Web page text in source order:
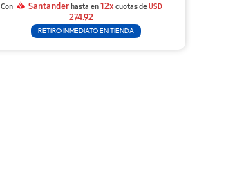
Con Santander hasta en12x cuotas deUSD
274.92
RETIRO INMEDIATO EN TIENDA